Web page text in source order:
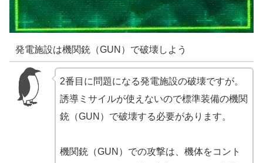
発電施設は機関銃（GUN）で破壊しよう
2番目に問題になる発電施設の破壊ですが。
誘導ミサイルが使えないので標準装備の機関
銃（GUN）で破壊する必要があります。
機関銃（GUN）での攻撃は、機体をコント